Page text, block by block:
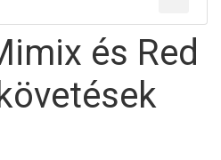
és Red